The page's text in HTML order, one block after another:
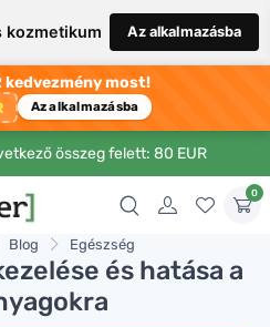
kozmetikum Az alkalmazásba
kedvezmény most!
Az alkalmazásba
összeg felett: 80 EUR
0
Blog Egészség
és hatása a